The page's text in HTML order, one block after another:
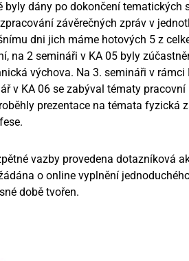
dány po dokončení tematických
závěrečných zpráv v
dni jich máme hotových 5 z
na 2 semináři v KA 05 byly
výchova. Na 3. semináři v rámci
v KA 06 se zabýval tématy
prezentace na témata fyzická
vazby provedena dotazníková
o online vyplnění
době tvořen.